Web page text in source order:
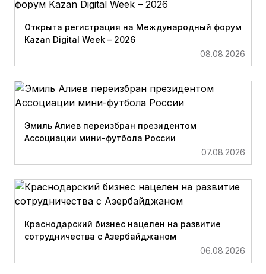
Открыта регистрация на Международный форум
Kazan Digital Week – 2026
08.08.2026
Эмиль Алиев переизбран президентом
Ассоциации мини-футбола России
07.08.2026
Краснодарский бизнес нацелен на развитие
сотрудничества с Азербайджаном
06.08.2026